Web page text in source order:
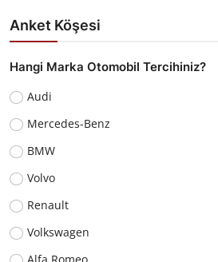
Anket Köşesi
Hangi Marka Otomobil Tercihiniz?
Audi
Mercedes-Benz
BMW
Volvo
Renault
Volkswagen